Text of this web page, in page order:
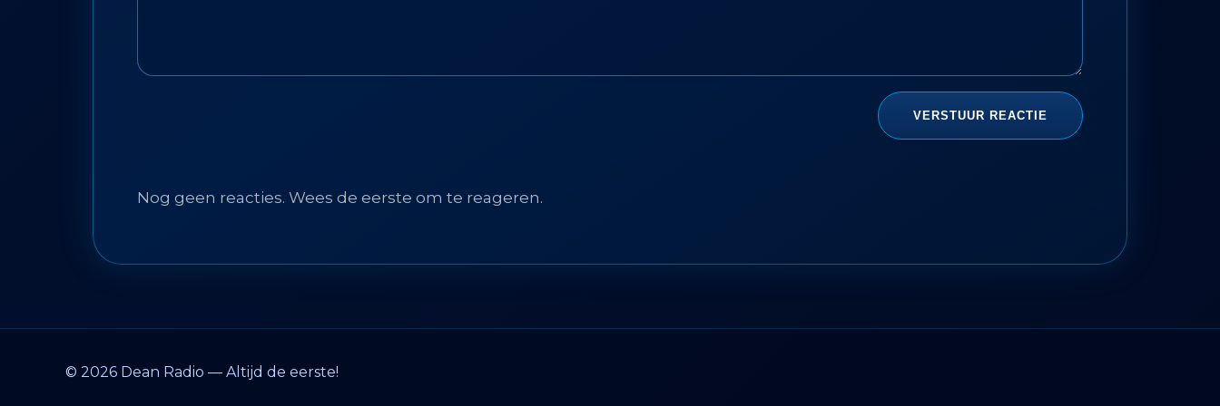
Nog geen reacties. Wees de eerste om te reageren.
© 2026 Dean Radio — Altijd de eerste!